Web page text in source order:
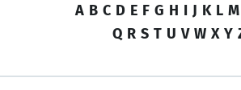
A B C D E F G H I J K L M
Q R S T U V W X Y